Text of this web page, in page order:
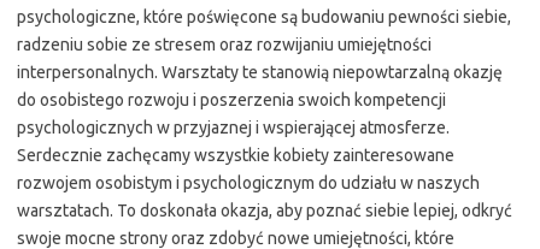
psychologiczne, które poświęcone są budowaniu pewności siebie,
radzeniu sobie ze stresem oraz rozwijaniu umiejętności
interpersonalnych. Warsztaty te stanowią niepowtarzalną okazję
do osobistego rozwoju i poszerzenia swoich kompetencji
psychologicznych w przyjaznej i wspierającej atmosferze.
Serdecznie zachęcamy wszystkie kobiety zainteresowane
rozwojem osobistym i psychologicznym do udziału w naszych
warsztatach. To doskonała okazja, aby poznać siebie lepiej, odkryć
swoje mocne strony oraz zdobyć nowe umiejętności, które